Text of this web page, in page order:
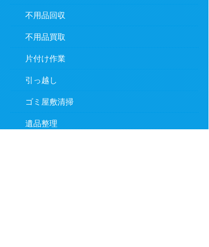
不用品回収
不用品買取
片付け作業
引っ越し
ゴミ屋敷清掃
遺品整理